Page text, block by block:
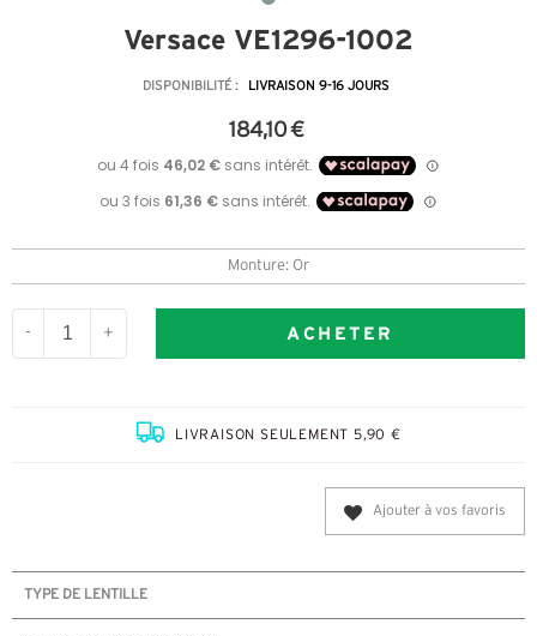
Versace VE1296-1002
DISPONIBILITÉ : LIVRAISON 9-16 JOURS
184,10 €
Monture: Or
- + ACHETER
LIVRAISON SEULEMENT 5,90 €
Ajouter à vos favoris
TYPE DE LENTILLE